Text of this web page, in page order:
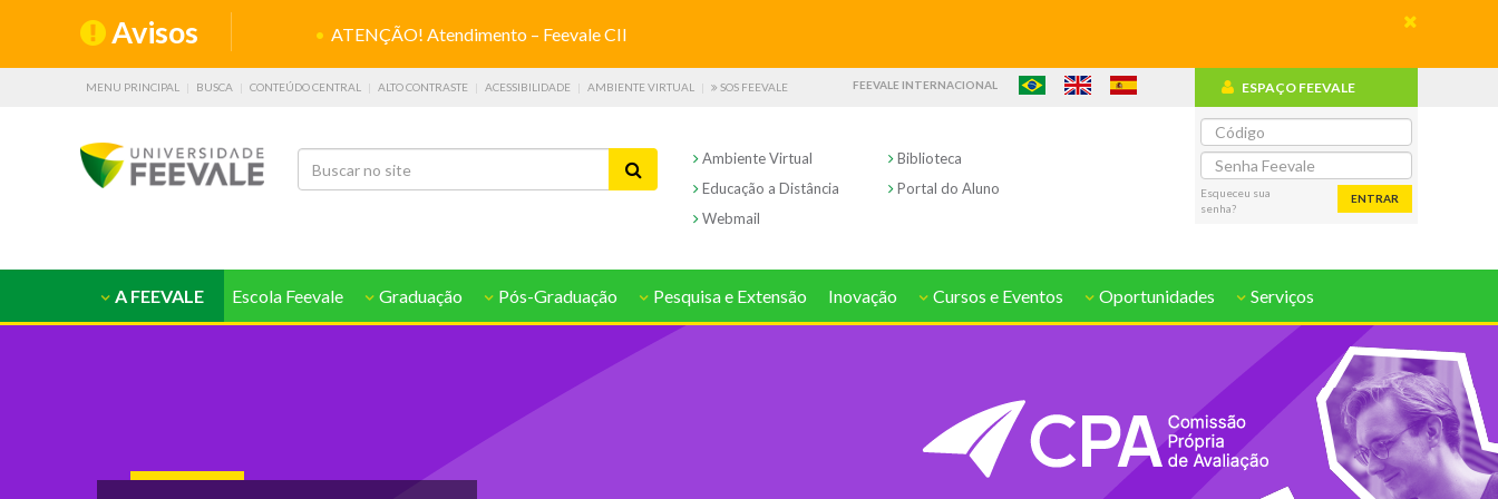
Avisos ATENÇÃO! Atendimento – Feevale CII
MENU PRINCIPAL BUSCA CONTEÚDO CENTRAL ALTO CONTRASTE ACESSIBILIDADE AMBIENTE VIRTUAL SOS FEEVALE FEEVALE INTERNACIONAL
Ambiente Virtual
Biblioteca
Educação a Distância
Portal do Aluno
Webmail
ESPAÇO FEEVALE
Esqueceu sua
senha?
ENTRAR
A FEEVALE Escola Feevale Graduação Pós-Graduação Pesquisa e Extensão Inovação Cursos e Eventos Oportunidades Serviços